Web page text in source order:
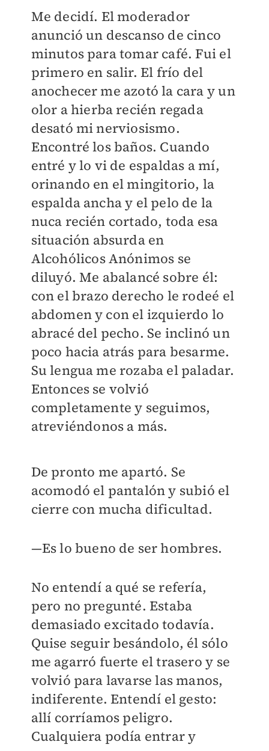
Me decidí. El moderador
anunció un descanso de cinco
minutos para tomar café. Fui el
primero en salir. El frío del
anochecer me azotó la cara y un
olor a hierba recién regada
desató mi nerviosismo.
Encontré los baños. Cuando
entré y lo vi de espaldas a mí,
orinando en el mingitorio, la
espalda ancha y el pelo de la
nuca recién cortado, toda esa
situación absurda en
Alcohólicos Anónimos se
diluyó. Me abalancé sobre él:
con el brazo derecho le rodeé el
abdomen y con el izquierdo lo
abracé del pecho. Se inclinó un
poco hacia atrás para besarme.
Su lengua me rozaba el paladar.
Entonces se volvió
completamente y seguimos,
atreviéndonos a más.
De pronto me apartó. Se
acomodó el pantalón y subió el
cierre con mucha dificultad.
—Es lo bueno de ser hombres.
No entendí a qué se refería,
pero no pregunté. Estaba
demasiado excitado todavía.
Quise seguir besándolo, él sólo
me agarró fuerte el trasero y se
volvió para lavarse las manos,
indiferente. Entendí el gesto:
allí corríamos peligro.
Cualquiera podía entrar y